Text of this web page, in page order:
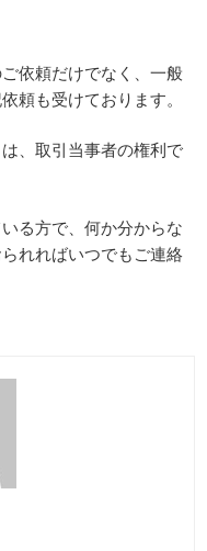
依頼だけでなく、一般
頼も受けております。
、取引当事者の権利で
る方で、何か分からな
れればいつでもご連絡